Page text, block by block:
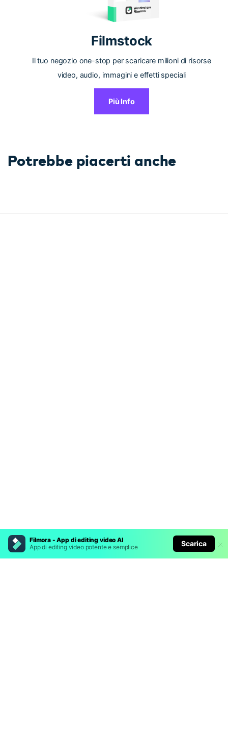
Filmora - App di editing video AI
App di editing video potente e semplice
Scarica
Filmstock
Il tuo negozio one-stop per scaricare milioni di risorse
video, audio, immagini e effetti speciali
Più Info
Potrebbe piacerti anche